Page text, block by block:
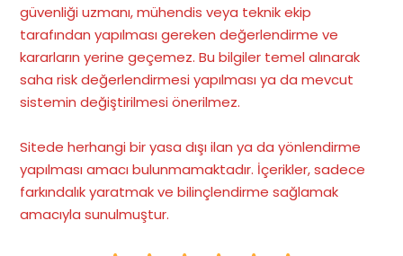
güvenliği uzmanı, mühendis veya teknik ekip
tarafından yapılması gereken değerlendirme ve
kararların yerine geçemez. Bu bilgiler temel alınarak
saha risk değerlendirmesi yapılması ya da mevcut
sistemin değiştirilmesi önerilmez.
Sitede herhangi bir yasa dışı ilan ya da yönlendirme
yapılması amacı bulunmamaktadır. İçerikler, sadece
farkındalık yaratmak ve bilinçlendirme sağlamak
amacıyla sunulmuştur.